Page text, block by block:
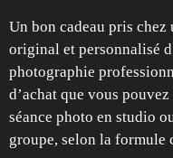
Un bon cadeau pris chez
original et personnalisé
photographie
d’achat que vous
séance photo en studio
groupe, selon la formule